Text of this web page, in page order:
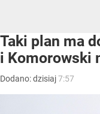
Taki plan ma
i Komorowski
Dodano:dzisiaj7:57